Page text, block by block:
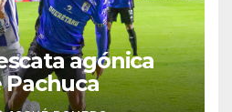
agónica